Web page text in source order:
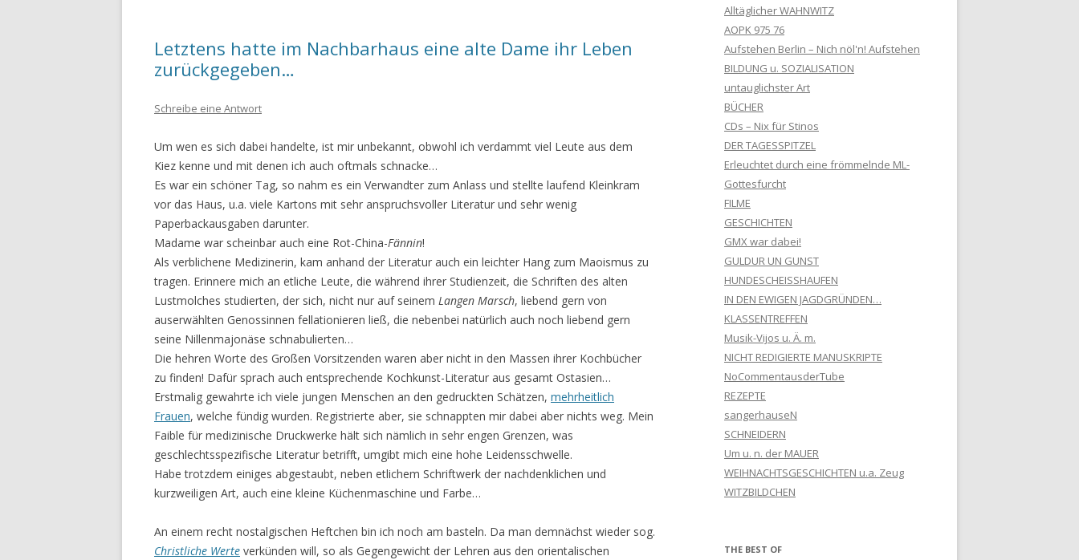
Letztens hatte im Nachbarhaus eine alte Dame ihr Leben
zurückgegeben…
Schreibe eine Antwort
Um wen es sich dabei handelte, ist mir unbekannt, obwohl ich verdammt viel Leute aus dem
Kiez kenne und mit denen ich auch oftmals schnacke…
Es war ein schöner Tag, so nahm es ein Verwandter zum Anlass und stellte laufend Kleinkram
vor das Haus, u.a. viele Kartons mit sehr anspruchsvoller Literatur und sehr wenig
Paperbackausgaben darunter.
Madame war scheinbar auch eine Rot-China-Fännin!
Als verblichene Medizinerin, kam anhand der Literatur auch ein leichter Hang zum Maoismus zu
tragen. Erinnere mich an etliche Leute, die während ihrer Studienzeit, die Schriften des alten
Lust­molches studierten, der sich, nicht nur auf seinem Langen Marsch, liebend gern von
auserwählten Genossinnen fellationieren ließ, die neben­bei natürlich auch noch liebend gern
seine Nillenmajo­näse schnabulierten…
Die hehren Worte des Großen Vorsitzenden waren aber nicht in den Massen ihrer Kochbücher
zu finden! Dafür sprach auch entsprechende Kochkunst-Literatur aus gesamt Ostasien…
Erstmalig gewahrte ich viele jungen Menschen an den gedruckten Schätzen, mehrheitlich
Frauen, welche fündig wurden. Registrierte aber, sie schnappten mir dabei aber nichts weg. Mein
Faible für medizinische Druckwerke hält sich nämlich in sehr engen Grenzen, was
geschlechtsspezifische Literatur betrifft, umgibt mich eine hohe Leidensschwelle.
Habe trotzdem einiges abgestaubt, neben etlichem Schriftwerk der nachdenklichen und
kurzweiligen Art, auch eine kleine Küchenmaschine und Farbe…
An einem recht nostalgischen Heftchen bin ich noch am basteln. Da man demnächst wieder sog.
Christliche Werte verkünden will, so als Gegengewicht der Lehren aus den orientalischen
Alltäglicher WAHNWITZ
AOPK 975 76
Aufstehen Berlin – Nich nöl'n! Aufstehen
BILDUNG u. SOZIALISATION
untauglichster Art
BÜCHER
CDs – Nix für Stinos
DER TAGESSPITZEL
Erleuchtet durch eine frömmelnde ML-
Gottesfurcht
FILME
GESCHICHTEN
GMX war dabei!
GULDUR UN GUNST
HUNDESCHEISSHAUFEN
IN DEN EWIGEN JAGDGRÜNDEN…
KLASSENTREFFEN
Musik-Vijos u. Ä. m.
NICHT REDIGIERTE MANUSKRIPTE
NoCommentausderTube
REZEPTE
sangerhauseN
SCHNEIDERN
Um u. n. der MAUER
WEIHNACHTSGESCHICHTEN u.a. Zeug
WITZBILDCHEN
THE BEST OF